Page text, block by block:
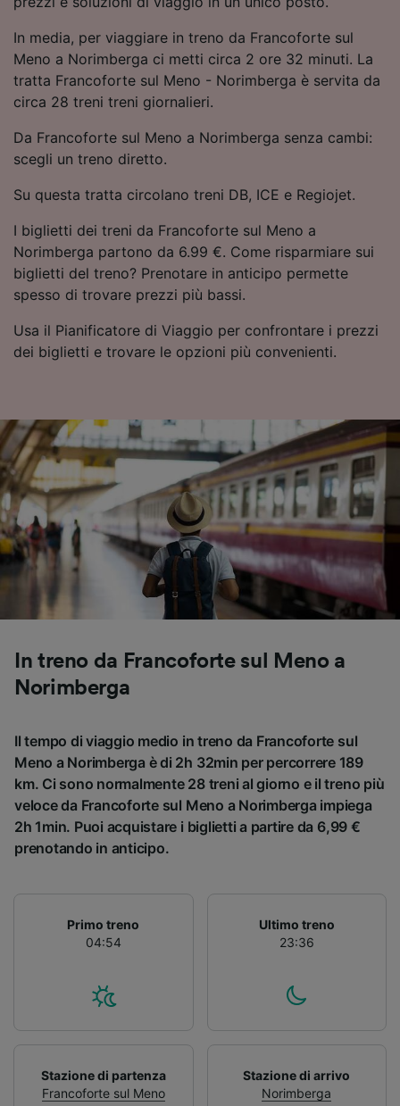
In media, per viaggiare in treno da Francoforte sul
Meno a Norimberga ci metti circa 2 ore 32 minuti. La
tratta Francoforte sul Meno - Norimberga è servita da
circa 28 treni treni giornalieri.
Da Francoforte sul Meno a Norimberga senza cambi:
scegli un treno diretto.
Su questa tratta circolano treni DB, ICE e Regiojet.
I biglietti dei treni da Francoforte sul Meno a
Norimberga partono da 6.99 €. Come risparmiare sui
biglietti del treno? Prenotare in anticipo permette
spesso di trovare prezzi più bassi.
Usa il Pianificatore di Viaggio per confrontare i prezzi
dei biglietti e trovare le opzioni più convenienti.
In treno da Francoforte sul Meno a
Norimberga
Il tempo di viaggio medio in treno da Francoforte sul
Meno a Norimberga è di 2h 32min per percorrere 189
km. Ci sono normalmente 28 treni al giorno e il treno più
veloce da Francoforte sul Meno a Norimberga impiega
2h 1min. Puoi acquistare i biglietti a partire da 6,99 €
prenotando in anticipo.
Primo treno
04:54
Ultimo treno
23:36
Stazione di partenza
Francoforte sul Meno
Stazione di arrivo
Norimberga
Utilizzare dati di geolocalizzazione precisi.
Scansione attiva delle caratteristiche del
dispositivo ai fini dell’identificazione.
Archiviare informazioni su dispositivo e/o
accedervi. Pubblicità e contenuti
personalizzati, misurazione delle prestazioni
pubblico, sviluppo di servizi.